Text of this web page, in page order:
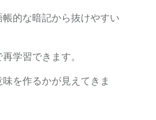
的な暗記から抜けやすい
学習できます。
を作るかが見えてきま